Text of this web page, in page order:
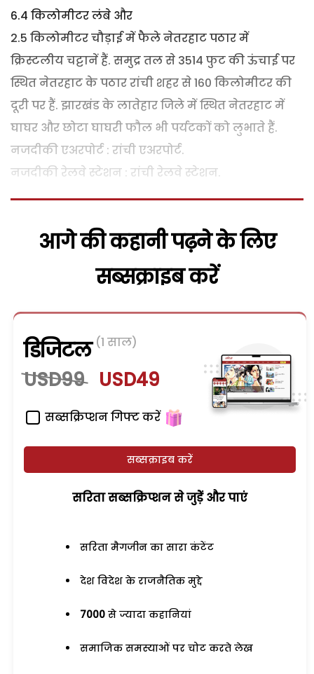
6.4 किलोमीटर लंबे और
2.5 किलोमीटर चौड़ाई में फैले नेतरहाट पठार में
क्रिस्टलीय चट्टानें हैं. समुद्र तल से 3514 फुट की ऊंचाई पर
स्थित नेतरहाट के पठार रांची शहर से 160 किलोमीटर की
दूरी पर हैं. झारखंड के लातेहार जिले में स्थित नेतरहाट में
घाघर और छोटा घाघरी फौल भी पर्यटकों को लुभाते हैं.
नजदीकी एअरपोर्ट : रांची एअरपोर्ट.
नजदीकी रेलवे स्टेशन : रांची रेलवे स्टेशन.
आगे की कहानी पढ़ने के लिए
सब्सक्राइब करें
डिजिटल (1 साल)
USD99 USD49
सब्सक्रिप्शन गिफ्ट करें
सब्सक्राइब करें
सरिता सब्सक्रिप्शन से जुड़ेें और पाएं
सरिता मैगजीन का सारा कंटेंट
देश विदेश के राजनैतिक मुद्दे
7000 से ज्यादा कहानियां
समाजिक समस्याओं पर चोट करते लेख